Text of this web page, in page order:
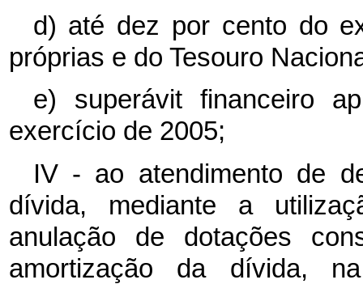
d) até dez por cento do
próprias e do Tesouro
e) superávit financeiro
exercício de 2005;
IV - ao atendimento de
dívida, mediante a
anulação de dotações
amortização da dívida,